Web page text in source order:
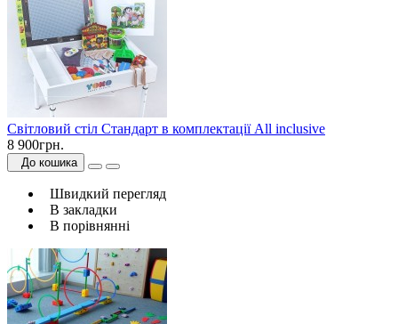
Світловий стіл Стандарт в комплектації All inclusive
8 900грн.
До кошика
Швидкий перегляд
В закладки
В порівнянні